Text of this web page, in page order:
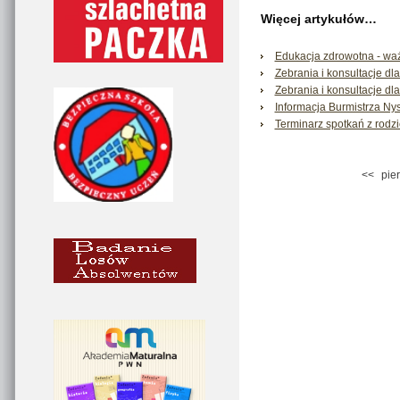
Więcej artykułów…
Edukacja zdrowotna -
Zebrania i konsultacje
Zebrania i konsultacje
Informacja Burmistrza
Terminarz spotkań z
<<